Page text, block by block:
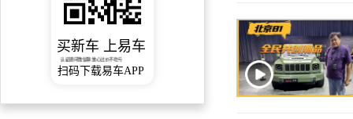
买新车 上易车
认证顾问微信聊 放心比价不吃亏
扫码下载易车APP